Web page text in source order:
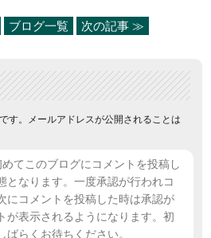
ブログ一覧 次の記事 ≫
す。メールアドレスが公開されることは